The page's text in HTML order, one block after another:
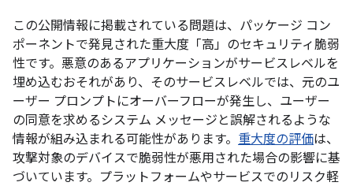
この公開情報に掲載されている問題は、パッケージ コン
ポーネントで発見された重大度「高」のセキュリティ脆弱
性です。悪意のあるアプリケーションがサービスレベルを
埋め込むおそれがあり、そのサービスレベルでは、元のユ
ーザー プロンプトにオーバーフローが発生し、ユーザー
の同意を求めるシステム メッセージと誤解されるような
情報が組み込まれる可能性があります。 重大度の評価は、
攻撃対象のデバイスで脆弱性が悪用された場合の影響に基
づいています。プラットフォームやサービスでのリスク軽